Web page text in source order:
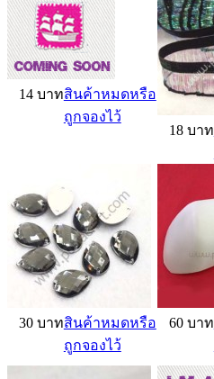
14 บาทสินค้าหมดหรือ
ถูกจองไว้
18 บาท
30 บาทสินค้าหมดหรือ
ถูกจองไว้
60 บาท